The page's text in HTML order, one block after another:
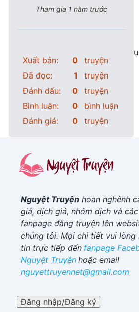
Tham gia 1 năm trước
Xuất bản: 0
truyện
Đã đọc:
1
truyện
Đánh dấu:
0
truyện
Bình luận:
0
bình luận
Đánh giá:
0 truyện
Nguyệt Truyện hoan nghênh
giả, dịch giả, nhóm dịch và các
fanpage đăng truyện lên
chúng tôi. Mọi chi tiết vui lòng
tin trực tiếp đến fanpage
Nguyệt Truyện hoặc email
nguyettruyennet@gmail.com
Đăng nhập/Đăng ký